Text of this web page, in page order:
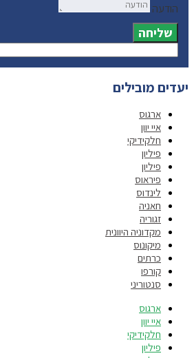
הודעה
שליחה
יעדים מובילים
ארגוס
איי יוון
חלקידיקי
פיליון
פיליון
פיראוס
לינדוס
חאניה
זגוריה
מקדוניה היוונית
מיקונוס
כרתים
קורפו
סנטוריני
ארגוס
איי יוון
חלקידיקי
פיליון